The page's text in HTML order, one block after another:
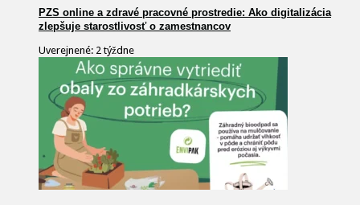
PZS online a zdravé pracovné prostredie: Ako digitalizácia
zlepšuje starostlivosť o zamestnancov
Uverejnené: 2 týždne